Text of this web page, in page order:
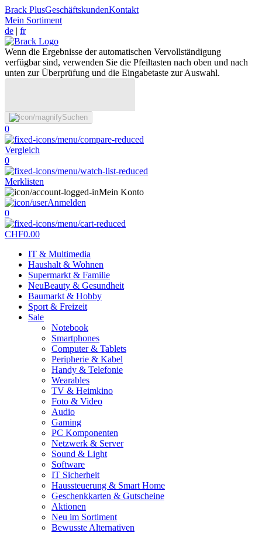
Brack PlusGeschäftskundenKontakt
Mein Sortiment
de | fr
Wenn die Ergebnisse der automatischen Vervollständigung
verfügbar sind, verwenden Sie die Pfeiltasten nach oben und nach
unten zur Überprüfung und die Eingabetaste zur Auswahl.
Suchen
0
Vergleich
0
Merklisten
Mein Konto
Anmelden
0
CHF0.00
IT & Multimedia
Haushalt & Wohnen
Supermarkt & Familie
NeuBeauty & Gesundheit
Baumarkt & Hobby
Sport & Freizeit
Sale
Notebook
Smartphones
Computer & Tablets
Peripherie & Kabel
Handy & Telefonie
Wearables
TV & Heimkino
Foto & Video
Audio
Gaming
PC Komponenten
Netzwerk & Server
Sound & Light
Software
IT Sicherheit
Haussteuerung & Smart Home
Geschenkkarten & Gutscheine
Aktionen
Neu im Sortiment
Bewusste Alternativen